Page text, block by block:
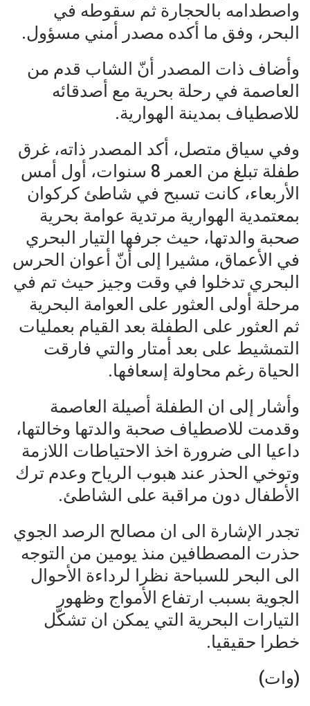
واصطدامه بالحجارة ثم سقوطه في
البحر، وفق ما أكده مصدر أمني مسؤول.
وأضاف ذات المصدر أنّ الشاب قدم من
العاصمة في رحلة بحرية مع أصدقائه
للاصطياف بمدينة الهوارية.
وفي سياق متصل، أكد المصدر ذاته، غرق
طفلة تبلغ من العمر 8 سنوات، أول أمس
الأربعاء، كانت تسبح في شاطئ كركوان
بمعتمدية الهوارية مرتدية عوامة بحرية
صحبة والدتها، حيث جرفها التيار البحري
في الأعماق، مشيرا إلى أنّ أعوان الحرس
البحري تدخلوا في وقت وجيز حيث تم في
مرحلة أولى العثور على العوامة البحرية
ثم العثور على الطفلة بعد القيام بعمليات
التمشيط على بعد أمتار والتي فارقت
الحياة رغم محاولة إسعافها.
وأشار إلى ان الطفلة أصيلة العاصمة
وقدمت للاصطياف صحبة والدتها وخالتها،
داعيا الى ضرورة اخذ الاحتياطات اللازمة
وتوخي الحذر عند هبوب الرياح وعدم ترك
الأطفال دون مراقبة على الشاطئ.
تجدر الإشارة الى ان مصالح الرصد الجوي
حذرت المصطافين منذ يومين من التوجه
الى البحر للسباحة نظرا لرداءة الأحوال
الجوية بسبب ارتفاع الأمواج وظهور
التيارات البحرية التي يمكن ان تشكّل
خطرا حقيقيا.
(وات)